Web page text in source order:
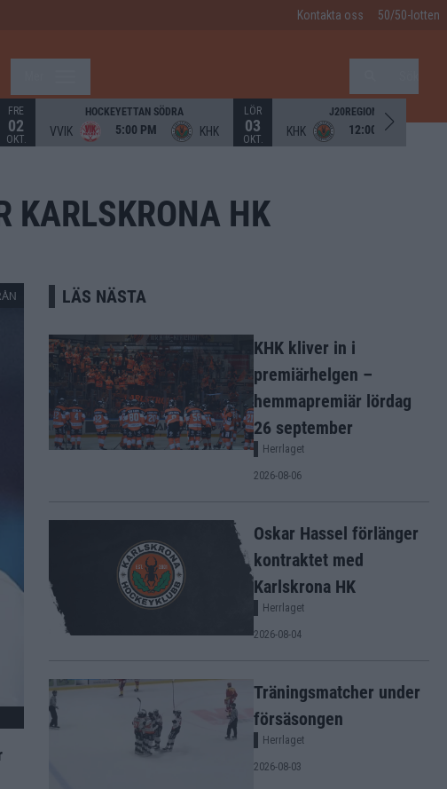
Kontakta oss 50/50-lotten
FRE
02
OKT.
HOCKEYETTAN SÖDRA
VVIK 5:00 PM KHK
LÖR
03
OKT.
J20REGIONALSOUTH
KHK 12:00 PM
KARLSKRONA HK
LÄS NÄSTA
KHK kliver in i
premiärhelgen –
hemmapremiär lördag
26 september
Herrlaget
2026-08-06
Oskar Hassel förlänger
kontraktet med
Karlskrona HK
Herrlaget
2026-08-04
Träningsmatcher under
försäsongen
Herrlaget
2026-08-03